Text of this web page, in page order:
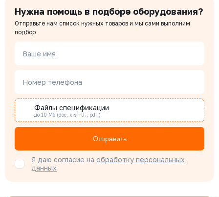
Чердаков Александр
Специалист отдела снабжения
Бондарюк Евгения
Специалист отдела продаж
Нужна помощь в подборе оборудования?
Отправьте нам список нужных товаров и мы сами выполним
подбор
Ваше имя
Номер телефона
Файлы спецификации
до 10 Мб (doc, xis, rtf., pdf.)
Отправить
Я даю согласие на обработку персональных
данных